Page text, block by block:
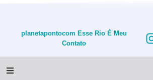
planetapontocom Esse Rio É Meu
Contato